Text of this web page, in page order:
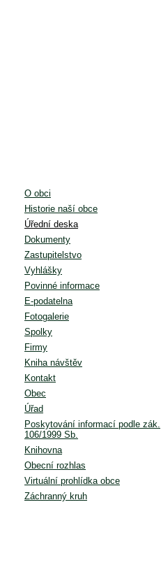
O obci
Historie naší obce
Úřední deska
Dokumenty
Zastupitelstvo
Vyhlášky
Povinné informace
E-podatelna
Fotogalerie
Spolky
Firmy
Kniha návštěv
Kontakt
Obec
Úřad
Poskytování informací podle zák.
106/1999 Sb.
Knihovna
Obecní rozhlas
Virtuální prohlídka obce
Záchranný kruh